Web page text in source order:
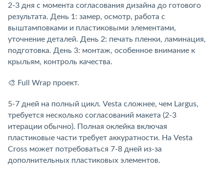
2-3 дня с момента согласования дизайна до готового
результата. День 1: замер, осмотр, работа с
выштамповками и пластиковыми элементами,
уточнение деталей. День 2: печать пленки, ламинация,
подготовка. День 3: монтаж, особенное внимание к
крыльям, контроль качества.
🎨 Full Wrap проект.
5-7 дней на полный цикл. Vesta сложнее, чем Largus,
требуется несколько согласований макета (2-3
итерации обычно). Полная оклейка включая
пластиковые части требует аккуратности. На Vesta
Cross может потребоваться 7-8 дней из-за
дополнительных пластиковых элементов.